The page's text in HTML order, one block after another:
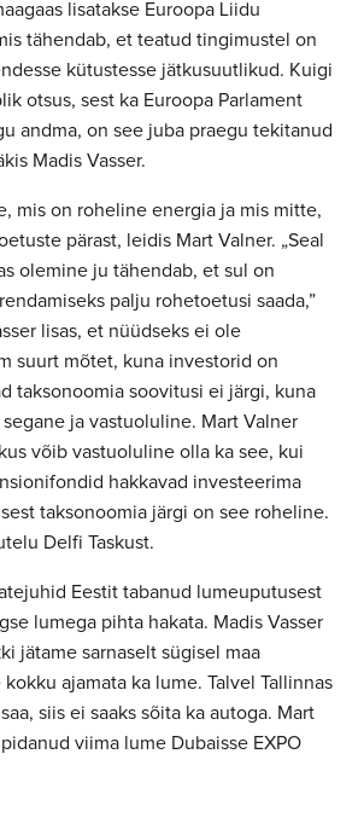
lisatakse Euroopa Liidu
tähendab, et teatud tingimustel on
kütustesse jätkusuutlikud. Kuigi
otsus, sest ka Euroopa Parlament
andma, on see juba praegu tekitanud
Madis Vasser.
mis on roheline energia ja mis mitte,
pärast, leidis Mart Valner. „Seal
olemine ju tähendab, et sul on
palju rohetoetusi saada,”
lisas, et nüüdseks ei ole
suurt mõtet, kuna investorid on
taksonoomia soovitusi ei järgi, kuna
ja vastuoluline. Mart Valner
võib vastuoluline olla ka see, kui
hakkavad investeerima
taksonoomia järgi on see roheline.
Delfi Taskust.
Eestit tabanud lumeuputusest
lumega pihta hakata. Madis Vasser
jätame sarnaselt sügisel maa
ajamata ka lume. Talvel Tallinnas
siis ei saaks sõita ka autoga. Mart
viima lume Dubaisse EXPO